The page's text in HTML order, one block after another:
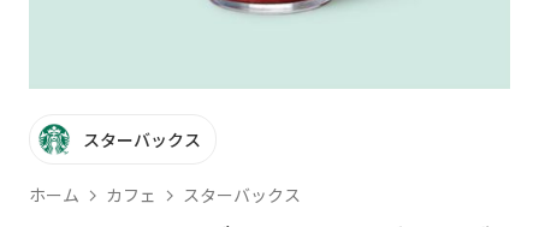
スターバックス
ホーム カフェ スターバックス